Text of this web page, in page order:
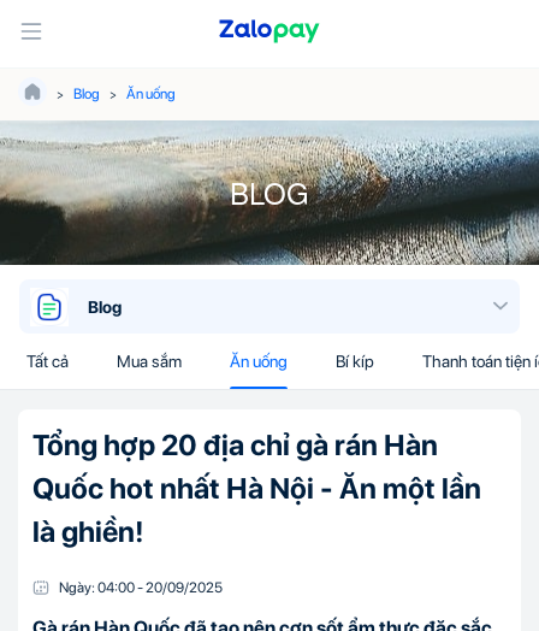
Blog Ăn uống
BLOG
Blog
Tất cả Mua sắm Ăn uống Bí kíp Thanh toán tiện
Tổng hợp 20 địa chỉ gà rán Hàn
Quốc hot nhất Hà Nội - Ăn một lần
là ghiền!
Ngày: 04:00-20/09/2025